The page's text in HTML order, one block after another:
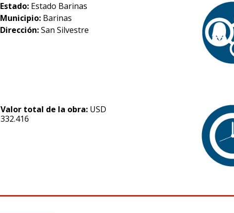
Estado: Estado Barinas
Municipio: Barinas
Dirección:San Silvestre
Valor total de la obra: USD
332.416